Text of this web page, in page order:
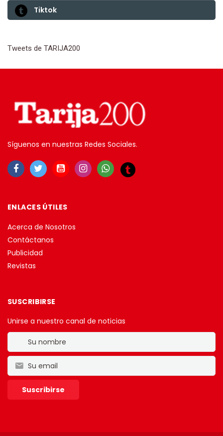
Tiktok
Tweets de TARIJA200
Síguenos en nuestras Redes Sociales.
ENLACES ÚTILES
Acerca de Nosotros
Contáctanos
Publicidad
Revistas
SUSCRIBIRSE
Unirse a nuestro canal de noticias